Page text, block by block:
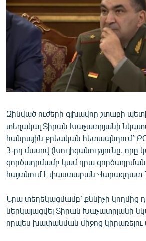
ՏԱՐԱԾԱՇՐՋԱՆ
ՄԻՋԱԶԳԱՅԻՆ
ՄՇԱԿՈՒՅԹ
ՍՊՈՐՏ
ՄԵԿՆԱԲԱՆՈՒԹՅՈՒՆ
ԿՈՐՈՆԱՎԻՐՈՒՍ
ԱՐԽԻՎ
ՏԵՍԱՆՅՈՒԹԵՐ
ԲԱՆԱՎԵՃ
ՓՈԴՔԱՍԹ
Զինված ուժերի գլխավոր շտաբի
տեղակալ Տիրան Խաչատրյանի
հանրային քրեական հետապնդում՝
3-րդ մասով (Խուլիգանությունը, որը
գործադրմամբ կամ դրա գործադրման
հայտնում է փաստաբան Վարազդատ
Նրա տեղեկացմամբ՝ քննիչի կողմից
ներկայացվել Տիրան Խաչատրյանի
որպես խափանման միջոց կիրառելու